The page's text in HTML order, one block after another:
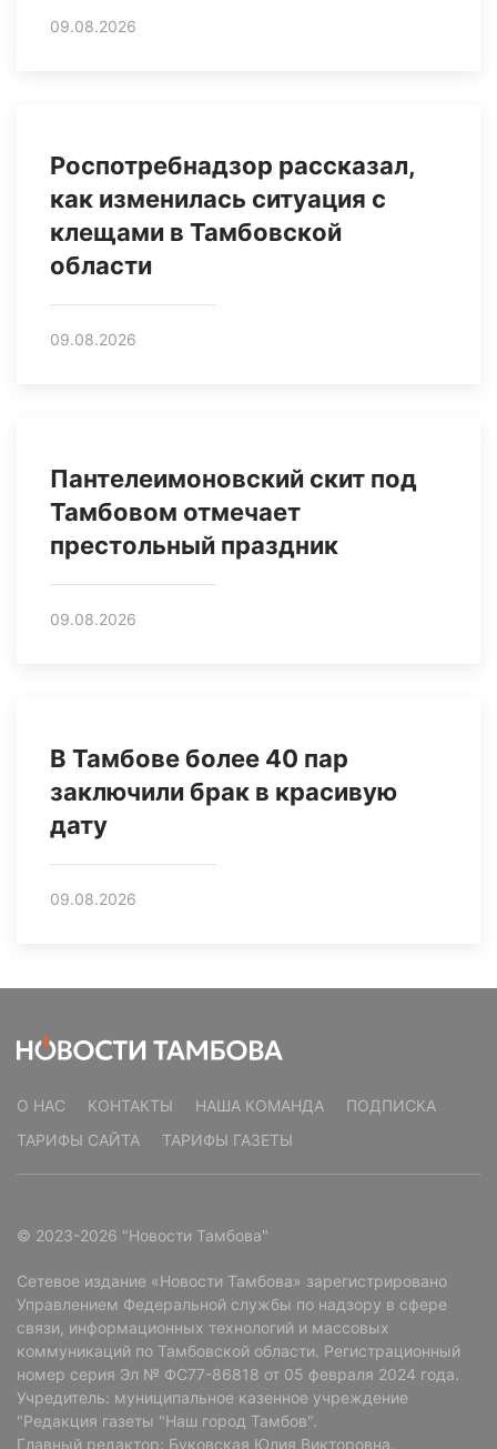
09.08.2026
Роспотребнадзор рассказал,
как изменилась ситуация с
клещами в Тамбовской
области
09.08.2026
Пантелеимоновский скит под
Тамбовом отмечает
престольный праздник
09.08.2026
В Тамбове более 40 пар
заключили брак в красивую
дату
09.08.2026
О НАС КОНТАКТЫ НАША КОМАНДА
ПОДПИСКА
ТАРИФЫ САЙТА
ТАРИФЫ ГАЗЕТЫ
© 2023-2026 "Новости Тамбова"
Сетевое издание «Новости Тамбова» зарегистрировано
Управлением Федеральной службы по надзору в сфере
связи, информационных технологий и массовых
коммуникаций по Тамбовской области. Регистрационный
номер серия Эл № ФС77-86818 от 05 февраля 2024 года.
Учредитель: муниципальное казенное учреждение
"Редакция газеты "Наш город Тамбов".
Главный редактор: Буковская Юлия Викторовна.